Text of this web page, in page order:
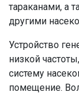
тараканами, а
другими
Устройство
низкой
систему
помещение.